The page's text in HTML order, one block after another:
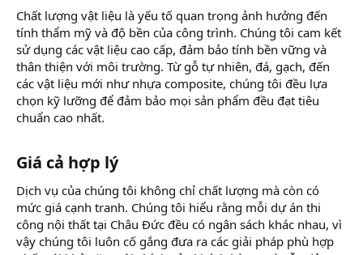
Chất lượng vật liệu là yếu tố quan trọng ảnh hưởng đến
tính thẩm mỹ và độ bền của công trình. Chúng tôi cam kết
sử dụng các vật liệu cao cấp, đảm bảo tính bền vững và
thân thiện với môi trường. Từ gỗ tự nhiên, đá, gạch, đến
các vật liệu mới như nhựa composite, chúng tôi đều lựa
chọn kỹ lưỡng để đảm bảo mọi sản phẩm đều đạt tiêu
chuẩn cao nhất.
Giá cả hợp lý
Dịch vụ của chúng tôi không chỉ chất lượng mà còn có
mức giá cạnh tranh. Chúng tôi hiểu rằng mỗi dự án thi
công nội thất tại Châu Đức đều có ngân sách khác nhau, vì
vậy chúng tôi luôn cố gắng đưa ra các giải pháp phù hợp